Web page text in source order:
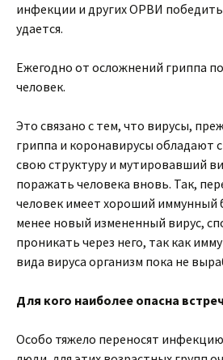
инфекции и других ОРВИ победить
удается.
Ежегодно от осложнений гриппа
человек.
Это связано с тем, что вирусы,
гриппа и коронавирусы обладают
свою структуру и мутировавший
поражать человека вновь. Так,
человек имеет хороший иммунный
менее новый измененный вирус,
проникать через него, так как
вида вируса организм пока не
Для кого наиболее опасна
Особо тяжело переносят